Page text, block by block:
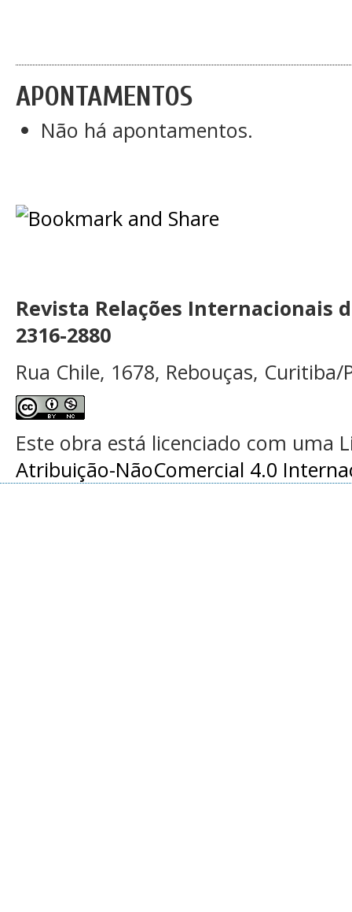
APONTAMENTOS
Não há apontamentos.
Revista Relações Internacionais
2316-2880
Rua Chile, 1678, Rebouças, Curitiba/
Este obra está licenciado com uma
Atribuição-NãoComercial 4.0